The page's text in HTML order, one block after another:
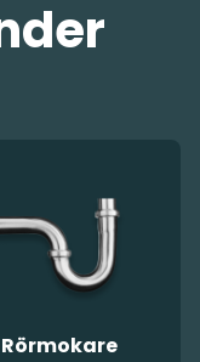
Rörmokare